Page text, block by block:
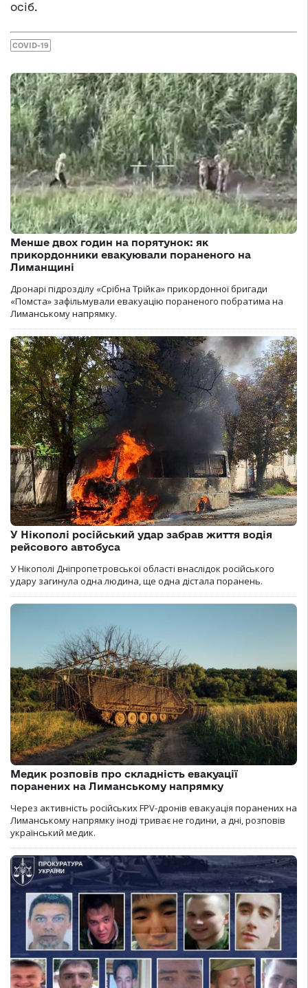
осіб.
COVID-19
Менше двох годин на порятунок: як
прикордонники евакуювали пораненого на
Лиманщині
Дронарі підрозділу «Срібна Трійка» прикордонної бригади
«Помста» зафільмували евакуацію пораненого побратима на
Лиманському напрямку.
У Нікополі російський удар забрав життя водія
рейсового автобуса
У Нікополі Дніпропетровської області внаслідок російського
удару загинула одна людина, ще одна дістала поранень.
Медик розповів про складність евакуації
поранених на Лиманському напрямку
Через активність російських FPV-дронів евакуація поранених на
Лиманському напрямку іноді триває не години, а дні, розповів
український медик.